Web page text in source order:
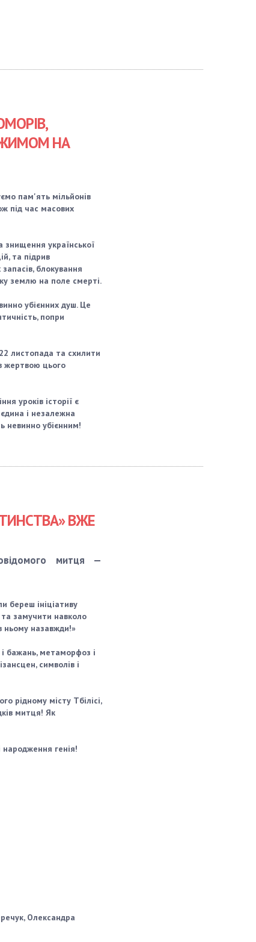
НА
пам'ять мільйонів
під час масових
української
та підрив
блокування
землю на поле смерті.
убієнних душ. Це
попри
листопада та схилити
жертвою цього
уроків історії є
і незалежна
невинно убієнним!
ВЖЕ
митця —
береш ініціативу
та замучити навколо
ньому назавжди!»
і бажань, метаморфоз і
символів і
рідному місту Тбілісі,
митця! Як
генія!
Олександра